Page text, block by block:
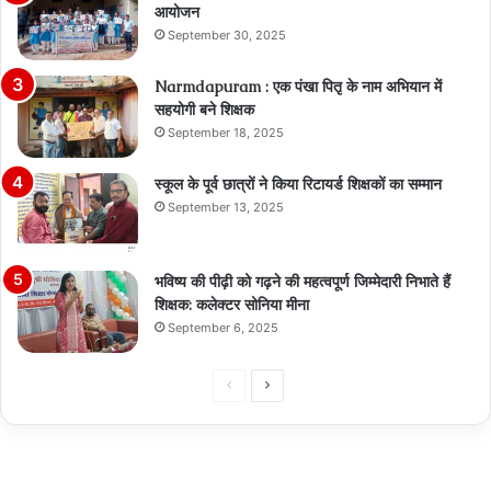
आयोजन
September 30, 2025
Narmdapuram : एक पंखा पितृ के नाम अभियान में
सहयोगी बने शिक्षक
September 18, 2025
स्कूल के पूर्व छात्रों ने किया रिटायर्ड शिक्षकों का सम्मान
September 13, 2025
भविष्य की पीढ़ी को गढ़ने की महत्वपूर्ण जिम्मेदारी निभाते हैं
शिक्षक: कलेक्टर सोनिया मीना
September 6, 2025
PreviousNext